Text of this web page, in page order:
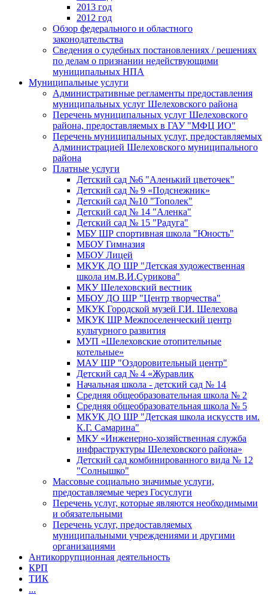
2013 год
2012 год
Обзор федерального и областного
законодательства
Сведения о судебных постановлениях / решениях
по делам о признании недействующими
муниципальных НПА
Муниципальные услуги
Административные регламенты предоставления
муниципальных услуг Шелеховского района
Перечень муниципальных услуг Шелеховского
района, предоставляемых в ГАУ "МФЦ ИО"
Перечень муниципальных услуг, предоставляемых
Администрацией Шелеховского муниципального
района
Платные услуги
Детский сад №6 "Аленький цветочек"
Детский сад № 9 «Подснежник»
Детский сад №10 "Тополек"
Детский сад № 14 "Аленка"
Детский сад № 15 "Радуга"
МБУ ШР спортивная школа "Юность"
МБОУ Гимназия
МБОУ Лицей
МКУК ДО ШР "Детская художественная
школа им.В.И.Сурикова"
МКУ Шелеховский вестник
МБОУ ДО ШР "Центр творчества"
МКУК Городской музей Г.И. Шелехова
МКУК ШР Межпоселенческий центр
культурного развития
МУП «Шелеховские отопительные
котельные»
МАУ ШР "Оздоровительный центр"
Детский сад № 4 «Журавлик
Начальная школа - детский сад № 14
Средняя общеобразовательная школа № 2
Средняя общеобразовательная школа № 5
МКУК ДО ШР "Детская школа искусств им.
К.Г. Самарина"
МКУ «Инженерно-хозяйственная служба
инфраструктуры Шелеховского района»
Детский сад комбинированного вида № 12
"Солнышко"
Массовые социально значимые услуги,
предоставляемые через Госуслуги
Перечень услуг, которые являются необходимыми
и обязательными
Перечень услуг, предоставляемых
муниципальными учреждениями и другими
организациями
Антикоррупционная деятельность
КРП
ТИК
...